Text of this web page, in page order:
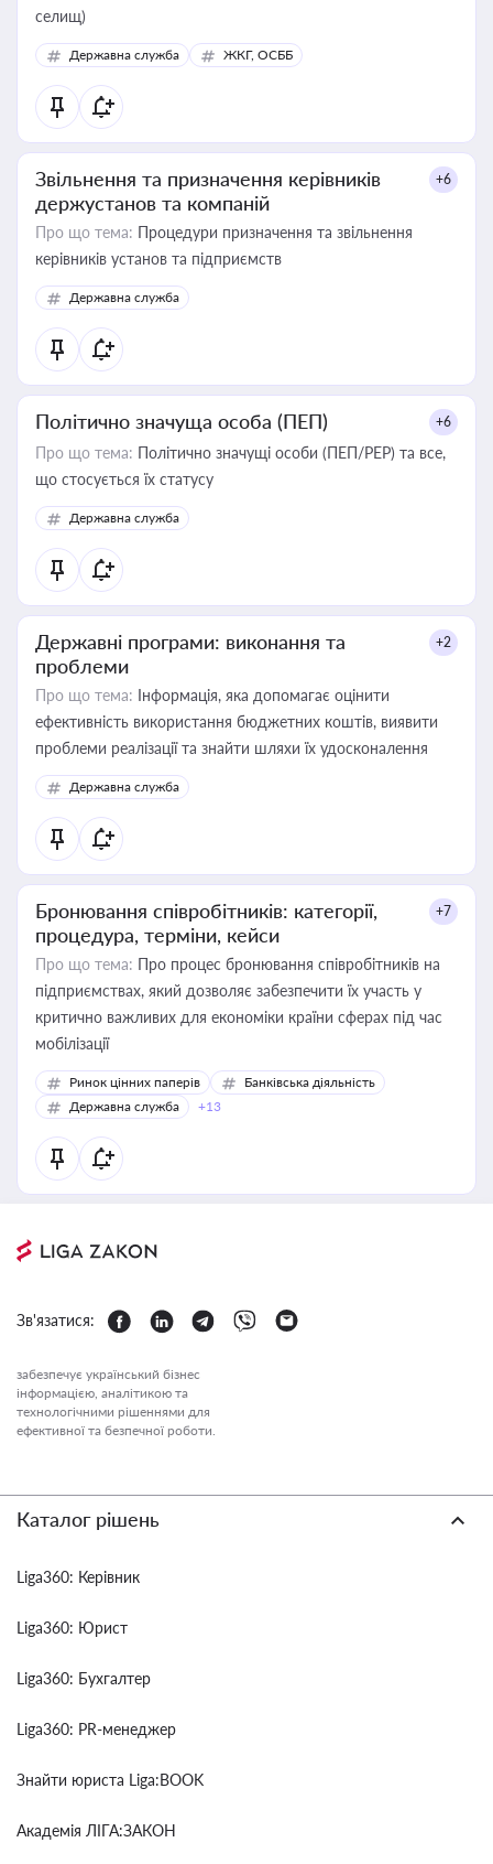
селищ)
Державна служба ЖКГ, ОСББ
Звільнення та призначення керівників
держустанов та компаній
+6
Про що тема: Процедури призначення та звільнення
керівників установ та підприємств
Державна служба
Політично значуща особа (ПЕП) +6
Про що тема: Політично значущі особи (ПЕП/PEP) та все,
що стосується їх статусу
Державна служба
Державні програми: виконання та
проблеми
+2
Про що тема: Інформація, яка допомагає оцінити
ефективність використання бюджетних коштів, виявити
проблеми реалізації та знайти шляхи їх удосконалення
Державна служба
Бронювання співробітників: категорії,
процедура, терміни, кейси
+7
Про що тема: Про процес бронювання співробітників на
підприємствах, який дозволяє забезпечити їх участь у
критично важливих для економіки країни сферах під час
мобілізації
Ринок цінних паперів
Банківська діяльність
Державна служба
+13
Зв'язатися:
забезпечує український бізнес
інформацією, аналітикою та
технологічними рішеннями для
ефективної та безпечної роботи.
Каталог рішень
Liga360: Керівник
Liga360: Юрист
Liga360: Бухгалтер
Liga360: PR-менеджер
Знайти юриста Liga:BOOK
Академія ЛІГА:ЗАКОН